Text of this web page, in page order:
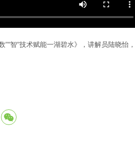
智”技术赋能一湖碧水》，讲解员陆晓怡，